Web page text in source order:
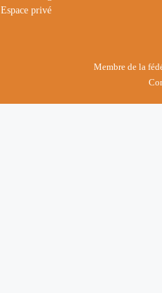
Espace privé
Membre de la